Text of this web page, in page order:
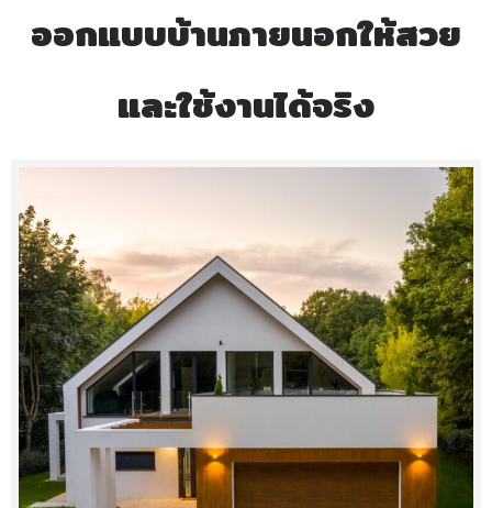
ออกแบบบ้านภายนอกให้สวย
และใช้งานได้จริง